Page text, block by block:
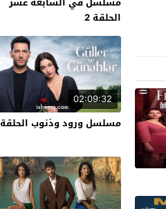
الحلقة 2
02:09:32
مسلسل ورود وذنوب الحلقة 31